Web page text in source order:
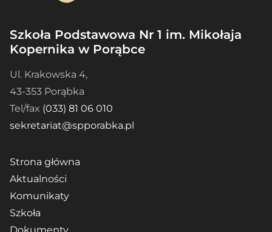
Szkoła Podstawowa Nr 1 im. Mikołaja
Kopernika w Porąbce
Ul. Krakowska 4,
43-353 Porąbka
Tel/fax (033) 81 06 010
sekretariat@spporabka.pl
Strona główna
Aktualności
Komunikaty
Szkoła